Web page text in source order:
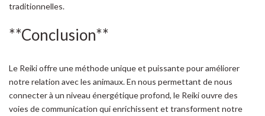
traditionnelles.
**Conclusion**
Le Reiki offre une méthode unique et puissante pour améliorer
notre relation avec les animaux. En nous permettant de nous
connecter à un niveau énergétique profond, le Reiki ouvre des
voies de communication qui enrichissent et transforment notre